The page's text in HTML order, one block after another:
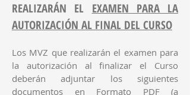
REALIZARÁN EL EXAMEN PARA LA
AUTORIZACIÓN AL FINAL DEL CURSO
Los MVZ que realizarán el examen para
la autorización al finalizar el Curso
deberán adjuntar los siguientes
documentos en Formato PDF (a